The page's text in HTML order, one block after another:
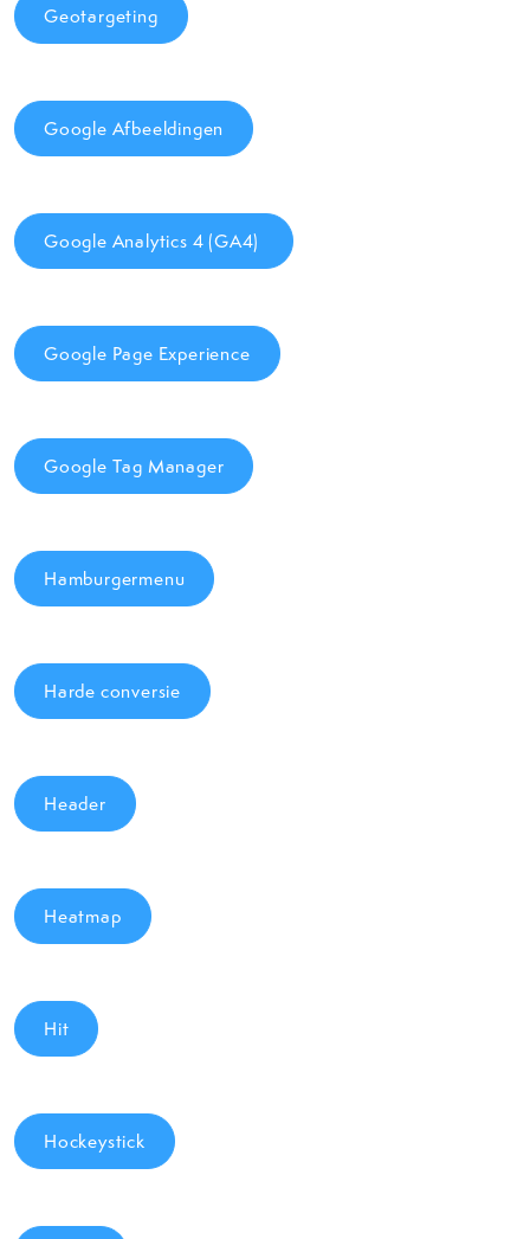
Geotargeting
Google Afbeeldingen
Google Analytics 4 (GA4)
Google Page Experience
Google Tag Manager
Hamburgermenu
Harde conversie
Header
Heatmap
Hit
Hockeystick